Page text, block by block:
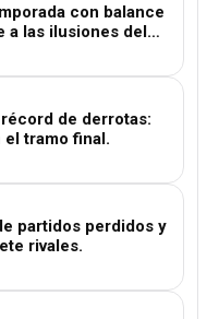
con balance
a las ilusiones del…
de derrotas:
tramo final.
partidos perdidos y
rivales.